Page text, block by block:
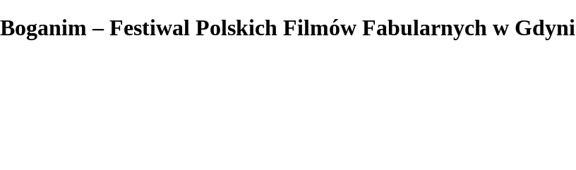
Boganim – Festiwal Polskich Filmów Fabularnych w Gdyni